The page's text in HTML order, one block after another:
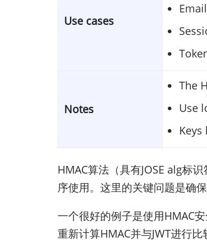
Use cases
Notes
The
Use
HMAC算法（具有JOSE alg标
序使用。这里的关键问题是确
一个很好的例子是使用HMAC
重新计算HMAC并与JWT进行